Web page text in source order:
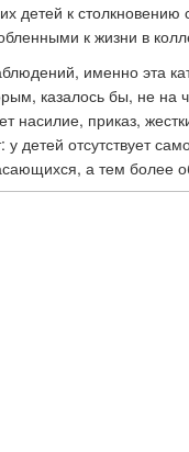
детей к
к жизни в
именно эта
казалось бы, не
насилие, приказ,
у детей отсутствует
а тем более